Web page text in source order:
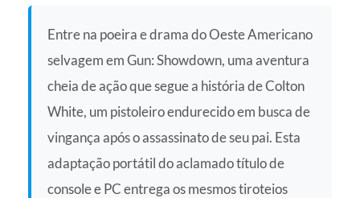
Entre na poeira e drama do Oeste Americano
selvagem em Gun: Showdown, uma aventura
cheia de ação que segue a história de Colton
White, um pistoleiro endurecido em busca de
vingança após o assassinato de seu pai. Esta
adaptação portátil do aclamado título de
console e PC entrega os mesmos tiroteios